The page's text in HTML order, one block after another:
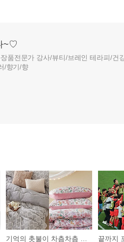
~♡
품전문가 강사/뷰티/브레인 테라피/건
/향기/향